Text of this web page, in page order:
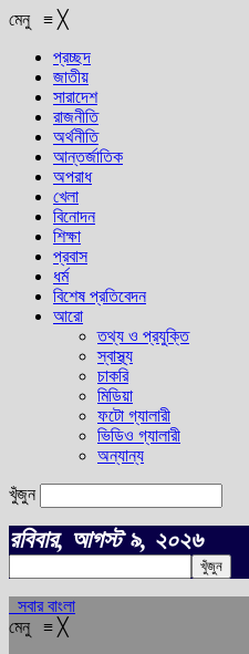
মেনু ≡ ╳
প্রচ্ছদ
জাতীয়
সারাদেশ
রাজনীতি
অর্থনীতি
আন্তর্জাতিক
অপরাধ
খেলা
বিনোদন
শিক্ষা
প্রবাস
ধর্ম
বিশেষ প্রতিবেদন
আরো
তথ্য ও প্রযুক্তি
স্বাস্থ্য
চাকরি
মিডিয়া
ফটো গ্যালারী
ভিডিও গ্যালারী
অন্যান্য
খুঁজুন
রবিবার, আগস্ট ৯, ২০২৬
সবার বাংলা
মেনু ≡ ╳